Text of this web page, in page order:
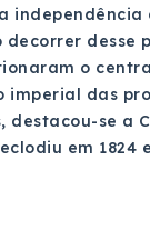
decorrer desse
o
imperial das
destacou-se a
em 1824